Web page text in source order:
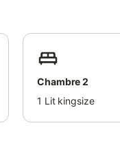
Chambre 2
1 Lit kingsize